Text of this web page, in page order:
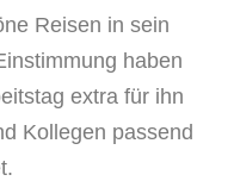
Reisen in sein
haben
extra für ihn
Kollegen passend